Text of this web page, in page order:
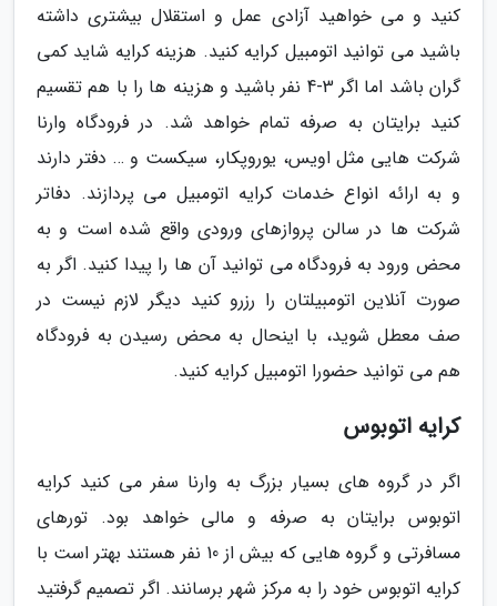
کنید و می خواهید آزادی عمل و استقلال بیشتری داشته
باشید می توانید اتومبیل کرایه کنید. هزینه کرایه شاید کمی
گران باشد اما اگر 3-4 نفر باشید و هزینه ها را با هم تقسیم
کنید برایتان به صرفه تمام خواهد شد. در فرودگاه وارنا
شرکت هایی مثل اویس، یوروپکار، سیکست و … دفتر دارند
و به ارائه انواع خدمات کرایه اتومبیل می پردازند. دفاتر
شرکت ها در سالن پروازهای ورودی واقع شده است و به
محض ورود به فرودگاه می توانید آن ها را پیدا کنید. اگر به
صورت آنلاین اتومبیلتان را رزرو کنید دیگر لازم نیست در
صف معطل شوید، با اینحال به محض رسیدن به فرودگاه
هم می توانید حضورا اتومبیل کرایه کنید.
کرایه اتوبوس
اگر در گروه های بسیار بزرگ به وارنا سفر می کنید کرایه
اتوبوس برایتان به صرفه و مالی خواهد بود. تورهای
مسافرتی و گروه هایی که بیش از 10 نفر هستند بهتر است با
کرایه اتوبوس خود را به مرکز شهر برسانند. اگر تصمیم گرفتید